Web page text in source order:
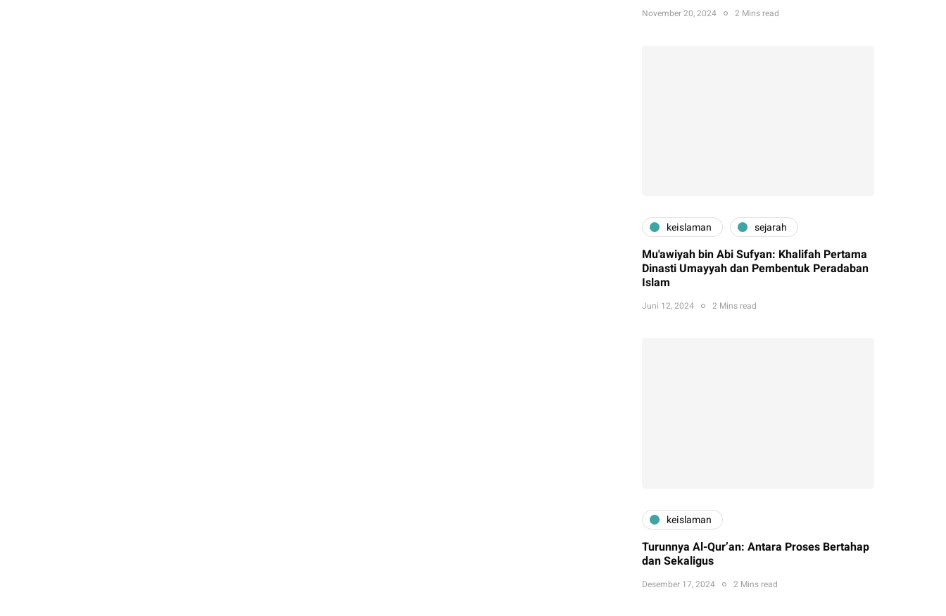
November 20, 2024 2 Mins read
keislaman sejarah
Mu'awiyah bin Abi Sufyan: Khalifah Pertama
Dinasti Umayyah dan Pembentuk Peradaban
Islam
Juni 12, 2024 2 Mins read
keislaman
Turunnya Al-Qur’an: Antara Proses Bertahap
dan Sekaligus
Desember 17, 2024 2 Mins read